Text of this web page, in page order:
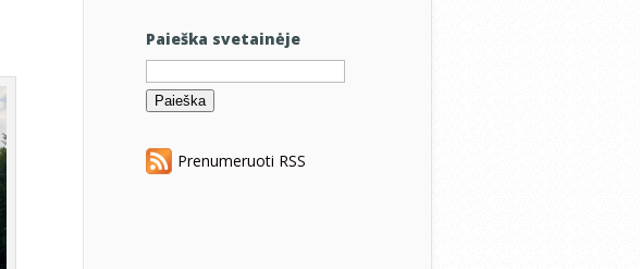
Paieška svetainėje
Ieškoti:
Prenumeruoti RSS